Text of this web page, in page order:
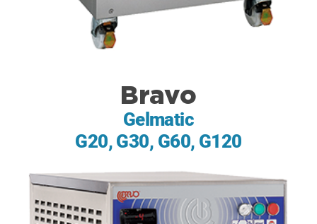
Bravo
Gelmatic
G20, G30, G60, G120